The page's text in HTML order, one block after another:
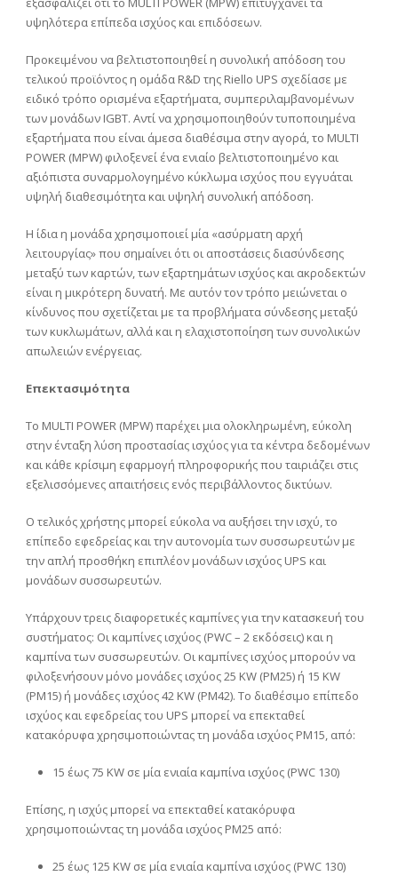
υψηλότερα επίπεδα ισχύος και επιδόσεων.
Προκειμένου να βελτιστοποιηθεί η συνολική απόδοση του
τελικού προϊόντος η ομάδα R&D της Riello UPS σχεδίασε με
ειδικό τρόπο ορισμένα εξαρτήματα, συμπεριλαμβανομένων
των μονάδων IGBT. Αντί να χρησιμοποιηθούν τυποποιημένα
εξαρτήματα που είναι άμεσα διαθέσιμα στην αγορά, το MULTI
POWER (MPW) φιλοξενεί ένα ενιαίο βελτιστοποιημένο και
αξιόπιστα συναρμολογημένο κύκλωμα ισχύος που εγγυάται
υψηλή διαθεσιμότητα και υψηλή συνολική απόδοση.
Η ίδια η μονάδα χρησιμοποιεί μία «ασύρματη αρχή
λειτουργίας» που σημαίνει ότι οι αποστάσεις διασύνδεσης
μεταξύ των καρτών, των εξαρτημάτων ισχύος και ακροδεκτών
είναι η μικρότερη δυνατή. Με αυτόν τον τρόπο μειώνεται ο
κίνδυνος που σχετίζεται με τα προβλήματα σύνδεσης μεταξύ
των κυκλωμάτων, αλλά και η ελαχιστοποίηση των συνολικών
απωλειών ενέργειας.
Επεκτασιμότητα
Το MULTI POWER (MPW) παρέχει μια ολοκληρωμένη, εύκολη
στην ένταξη λύση προστασίας ισχύος για τα κέντρα δεδομένων
και κάθε κρίσιμη εφαρμογή πληροφορικής που ταιριάζει στις
εξελισσόμενες απαιτήσεις ενός περιβάλλοντος δικτύων.
Ο τελικός χρήστης μπορεί εύκολα να αυξήσει την ισχύ, το
επίπεδο εφεδρείας και την αυτονομία των συσσωρευτών με
την απλή προσθήκη επιπλέον μονάδων ισχύος UPS και
μονάδων συσσωρευτών.
Υπάρχουν τρεις διαφορετικές καμπίνες για την κατασκευή του
συστήματος: Οι καμπίνες ισχύος (PWC – 2 εκδόσεις) και η
καμπίνα των συσσωρευτών. Οι καμπίνες ισχύος μπορούν να
φιλοξενήσουν μόνο μονάδες ισχύος 25 KW (PM25) ή 15 KW
(PM15) ή μονάδες ισχύος 42 KW (PM42). Το διαθέσιμο επίπεδο
ισχύος και εφεδρείας του UPS μπορεί να επεκταθεί
κατακόρυφα χρησιμοποιώντας τη μονάδα ισχύος PM15, από:
15 έως 75 KW σε μία ενιαία καμπίνα ισχύος (PWC 130)
Επίσης, η ισχύς μπορεί να επεκταθεί κατακόρυφα
χρησιμοποιώντας τη μονάδα ισχύος PM25 από:
25 έως 125 KW σε μία ενιαία καμπίνα ισχύος (PWC 130)